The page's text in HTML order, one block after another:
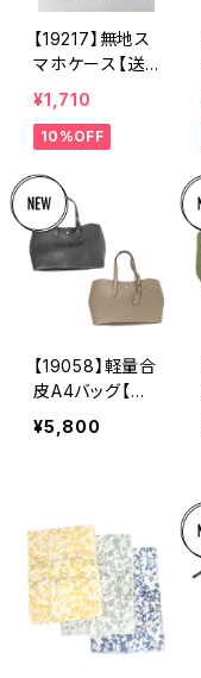
【19217】無地ス
マホケース【送
料無料】スマホ
ポシェット スマ
ホショルダー
PUショルダー
合成皮革 ベー
ジュ ブラウ
ン アイボリー
¥1,710
10%OFF
【19058】軽量合
皮A4バッグ【送
料無料】PUバッ
グ トートバッ
ス 通勤 通
学 デイリー
ベージュ ブラ
ック
¥5,800